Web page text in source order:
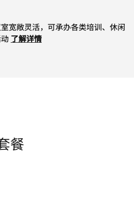
宽敞灵活，可承办各类培训、休闲
了解详情
餐